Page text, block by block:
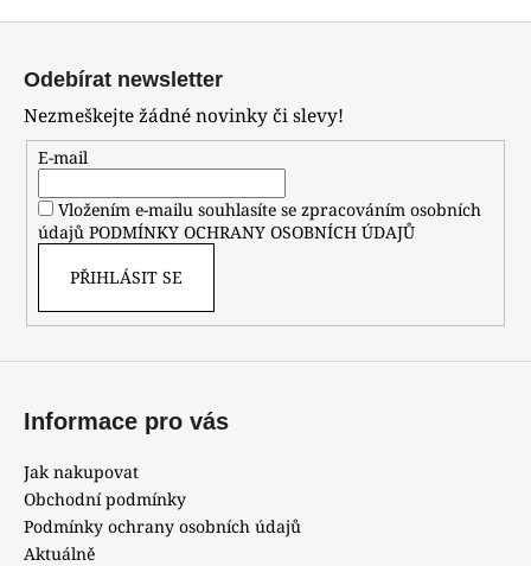
Odebírat newsletter
Nezmeškejte žádné novinky či slevy!
E-mail
Vložením e-mailu souhlasíte se zpracováním osobních
údajů PODMÍNKY OCHRANY OSOBNÍCH ÚDAJŮ
PŘIHLÁSIT SE
Informace pro vás
Jak nakupovat
Obchodní podmínky
Podmínky ochrany osobních údajů
Aktuálně